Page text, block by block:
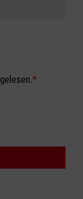
gelesen.*